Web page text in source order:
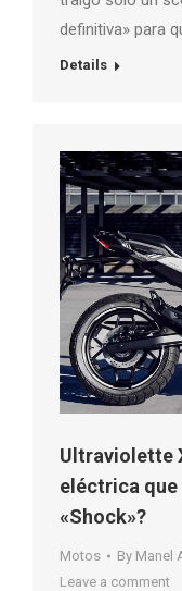
definitiva» para
Details
Ultraviolette
eléctrica que
«Shock»?
Motos By Manel
Leave a comment